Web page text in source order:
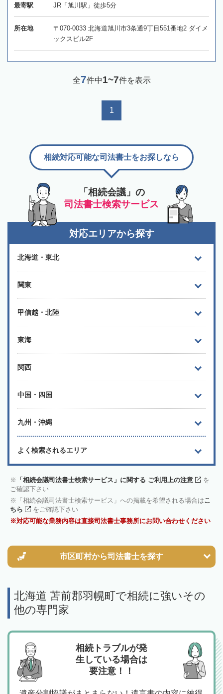
最寄駅 JR「旭川駅」徒歩5分
所在地
〒070-0033 北海道旭川市3条通9丁目551番地2 ダイメ
ックスビル2F
全7件中1~7件を表示
1
「相続会議」の
司法書士検索サービス
相続対応可能な司法書士をお探しなら
対応エリアから探す
北海道・東北
関東
甲信越・北陸
東海
関西
中国・四国
九州・沖縄
よく検索されるエリア
「相続会議司法書士検索サービス」に関する ご利用上の注意
を
ご確認下さい
「相続会議司法書士検索サービス」への掲載を希望される場合はこ
ちら
をご確認下さい
対応可能な業務内容は直接司法書士事務所にお問い合わせください
市区町村から司法書士を探す
北海道 苫前郡羽幌町で相続に強いその
他の専門家
相続トラブルが発
生している場合は
要注意！！